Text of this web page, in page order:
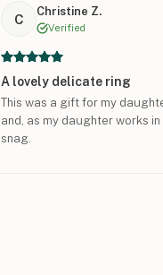
C
Christine Z.
Verified
A lovely delicate ring
This was a gift for my
and, as my daughter works
snag.